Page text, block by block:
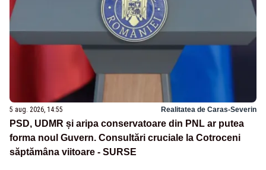
5 aug. 2026, 14:55 Realitatea de Caras-Severin
PSD, UDMR și aripa conservatoare din PNL ar putea
forma noul Guvern. Consultări cruciale la Cotroceni
săptămâna viitoare - SURSE